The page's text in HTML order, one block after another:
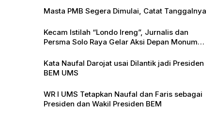
Masta PMB Segera Dimulai, Catat Tanggalnya
Kecam Istilah “Londo Ireng”, Jurnalis dan
Persma Solo Raya Gelar Aksi Depan Monumen
Kata Naufal Darojat usai Dilantik jadi Presiden
BEM UMS
WR I UMS Tetapkan Naufal dan Faris sebagai
Presiden dan Wakil Presiden BEM